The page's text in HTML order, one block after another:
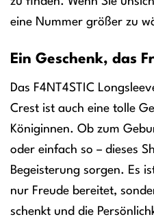
eine Nummer größer zu
Ein Geschenk, das
Das F4NT4STIC
Crest ist auch eine tolle
Königinnen. Ob zum
oder einfach so – dieses
Begeisterung sorgen. Es
nur Freude bereitet,
schenkt und die